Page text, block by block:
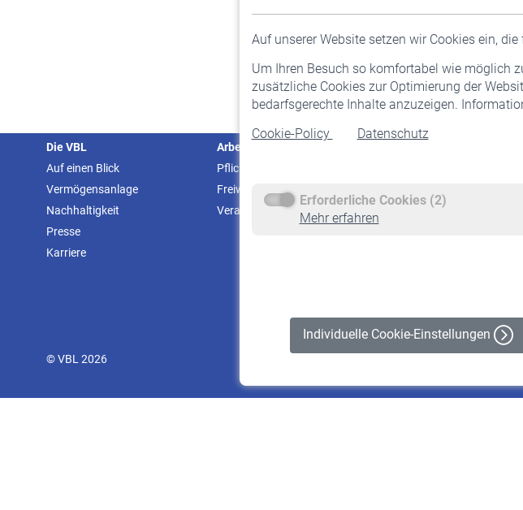
Auf unserer Website setzen wir Cookies ein,
Um Ihren Besuch so komfortabel wie möglich
zusätzliche Cookies zur Optimierung der
bedarfsgerechte Inhalte anzuzeigen.
Cookie-Policy
Datenschutz
Erforderliche Cookies (2)
Mehr erfahren
Individuelle Cookie-Einstellungen
Die VBL
Auf einen Blick
Vermögensanlage
Nachhaltigkeit
Presse
Karriere
Arbeitgeber
Pflichtversicherung
Freiwillige Versicherung
Veranstaltungen
Staatliche Förderung
© VBL 2026